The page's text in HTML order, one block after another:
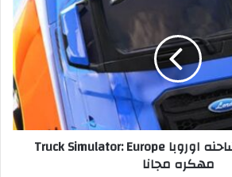
تحميل محاكاه شاحنه اوروبا Truck Simulator: Europe
مهكره مجانا